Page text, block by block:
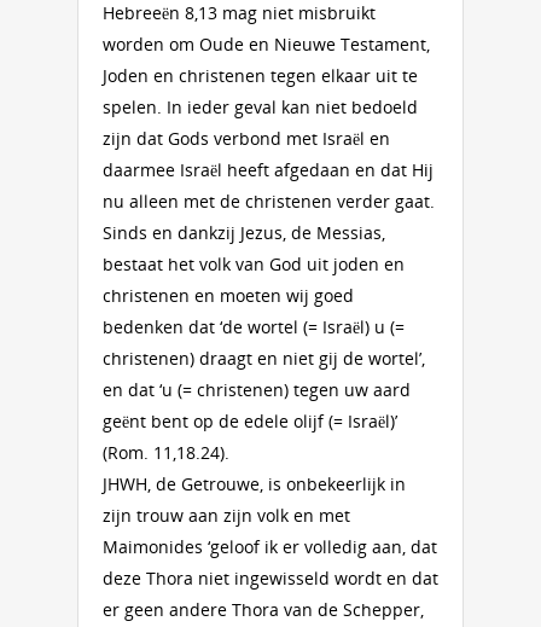
Hebreeën 8,13 mag niet misbruikt
worden om Oude en Nieuwe Testament,
Joden en christenen tegen elkaar uit te
spelen. In ieder geval kan niet bedoeld
zijn dat Gods verbond met Israël en
daarmee Israël heeft afgedaan en dat Hij
nu alleen met de christenen verder gaat.
Sinds en dankzij Jezus, de Messias,
bestaat het volk van God uit joden en
christenen en moeten wij goed
bedenken dat ‘de wortel (= Israël) u (=
christenen) draagt en niet gij de wortel’,
en dat ‘u (= christenen) tegen uw aard
geënt bent op de edele olijf (= Israël)’
(Rom. 11,18.24).
JHWH, de Getrouwe, is onbekeerlijk in
zijn trouw aan zijn volk en met
Maimonides ‘geloof ik er volledig aan, dat
deze Thora niet ingewisseld wordt en dat
er geen andere Thora van de Schepper,